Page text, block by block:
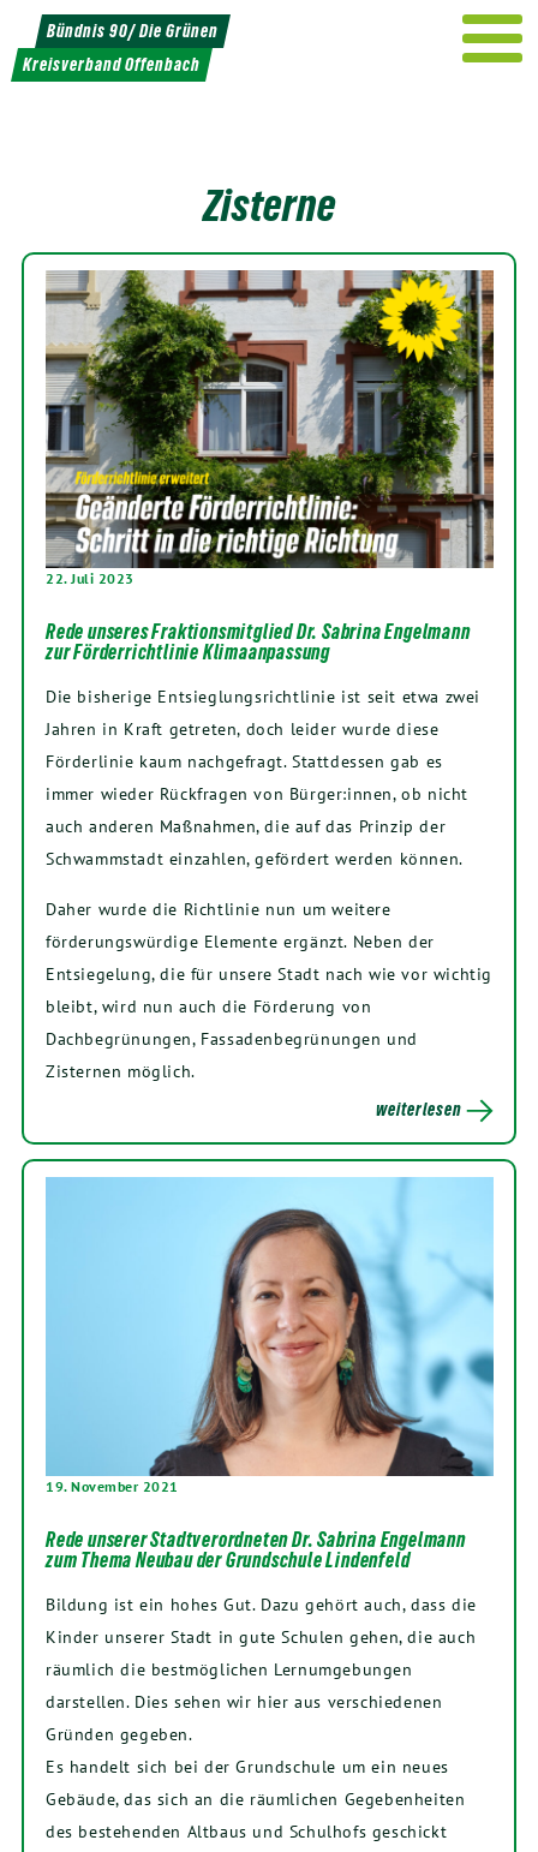
Weiter
zum
Inhalt
Bündnis 90/ Die Grünen
Kreisverband Offenbach
Zisterne
22. Juli 2023
Rede unseres Fraktionsmitglied Dr. Sabrina Engelmann
zur Förderrichtlinie Klimaanpassung
Die bisherige Entsieglungsrichtlinie ist seit etwa zwei
Jahren in Kraft getreten, doch leider wurde diese
Förderlinie kaum nachgefragt. Stattdessen gab es
immer wieder Rückfragen von Bürger:innen, ob nicht
auch anderen Maßnahmen, die auf das Prinzip der
Schwammstadt einzahlen, gefördert werden können.
Daher wurde die Richtlinie nun um weitere
förderungswürdige Elemente ergänzt. Neben der
Entsiegelung, die für unsere Stadt nach wie vor wichtig
bleibt, wird nun auch die Förderung von
Dachbegrünungen, Fassadenbegrünungen und
Zisternen möglich.
weiterlesen
19. November 2021
Rede unserer Stadtverordneten Dr. Sabrina Engelmann
zum Thema Neubau der Grundschule Lindenfeld
Bildung ist ein hohes Gut. Dazu gehört auch, dass die
Kinder unserer Stadt in gute Schulen gehen, die auch
räumlich die bestmöglichen Lernumgebungen
darstellen. Dies sehen wir hier aus verschiedenen
Gründen gegeben.
Es handelt sich bei der Grundschule um ein neues
Gebäude, das sich an die räumlichen Gegebenheiten
des bestehenden Altbaus und Schulhofs geschickt